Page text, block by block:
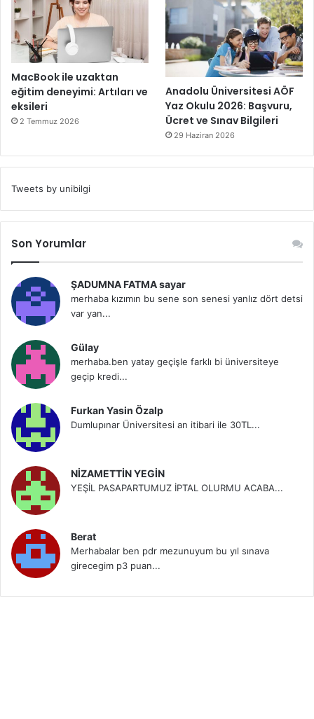
MacBook ile uzaktan
eğitim deneyimi: Artıları ve
eksileri
2 Temmuz 2026
Anadolu Üniversitesi AÖF
Yaz Okulu 2026: Başvuru,
Ücret ve Sınav Bilgileri
29 Haziran 2026
Tweets by unibilgi
Son Yorumlar
ŞADUMNA FATMA sayar
merhaba kızımın bu sene son senesi yanlız dört detsi
var yan...
Gülay
merhaba.ben yatay geçişle farklı bi üniversiteye
geçip kredi...
Furkan Yasin Özalp
Dumlupınar Üniversitesi an itibari ile 30TL...
NİZAMETTİN YEGİN
YEŞİL PASAPARTUMUZ İPTAL OLURMU ACABA...
Berat
Merhabalar ben pdr mezunuyum bu yıl sınava
girecegim p3 puan...